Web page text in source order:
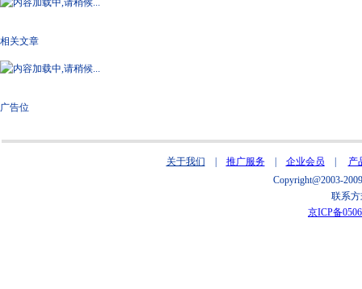
相关文章
广告位
关于我们 推广服务| 企业会员
产
Copyright@2003-
联系方
京ICP备